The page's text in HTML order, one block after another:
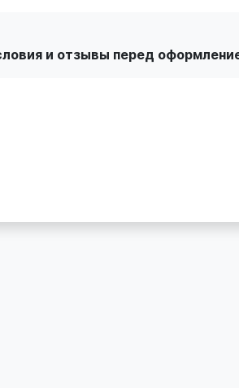
и отзывы перед